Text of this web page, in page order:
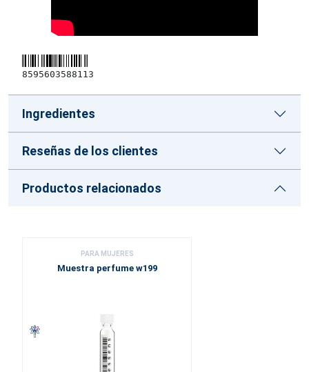
8595603588113
Ingredientes
Reseñas de los clientes
Productos relacionados
PARA MUJERES
Muestra perfume w199